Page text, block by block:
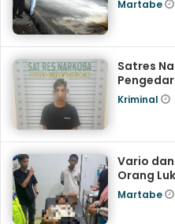
Martabe
Satres
Kriminal
Vario
Orang
Martabe